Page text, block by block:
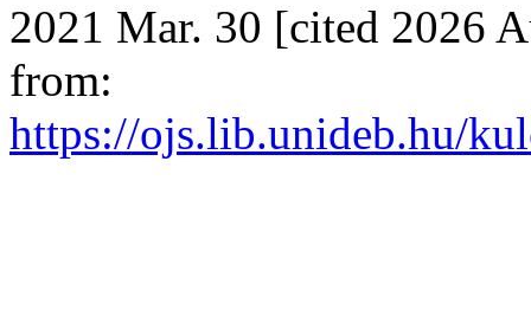
2021 Mar. 30 [cited 2026
from:
https://ojs.lib.unideb.hu/